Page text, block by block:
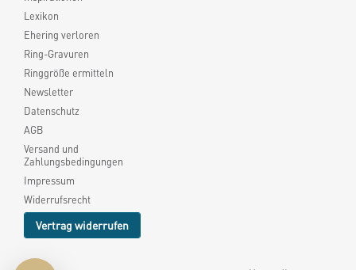
Lexikon
Ehering verloren
Ring-Gravuren
Ringgröße ermitteln
Newsletter
Datenschutz
AGB
Versand und
Zahlungsbedingungen
Impressum
Widerrufsrecht
Vertrag widerrufen